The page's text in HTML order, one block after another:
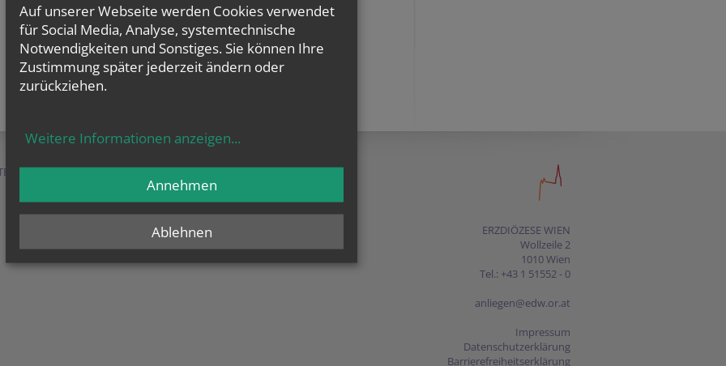
&
SERVICE &
MENSCHEN &
ERZDIÖZESE WIEN
Wollzeile 2
1010 Wien
Tel.: +43 1 51552 - 0
anliegen@edw.or.at
Impressum
Datenschutzerklärung
Barrierefreiheitserklärung
Auf unserer Webseite werden Cookies verwendet
für Social Media, Analyse, systemtechnische
Notwendigkeiten und Sonstiges. Sie können Ihre
Zustimmung später jederzeit ändern oder
zurückziehen.
Weitere Informationen anzeigen...
Ablehnen
Annehmen